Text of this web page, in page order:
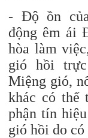
- Độ ồn
động êm ái
hòa làm
gió hồi
Miệng gió,
khác có thể
phận tín
gió hồi do có